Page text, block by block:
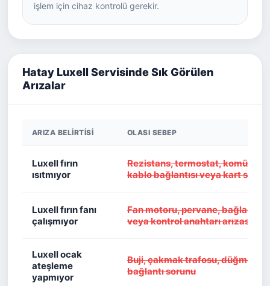
işlem için cihaz kontrolü gerekir.
Hatay Luxell Servisinde Sık Görülen
Arızalar
ARIZA BELIRTISI OLASI SEBEP
Luxell fırın
ısıtmıyor
Rezistans, termostat,
kablo bağlantısı veya kart
Luxell fırın fanı
çalışmıyor
Fan motoru, pervane, bağlantı
veya kontrol anahtarı arızası
Luxell ocak
ateşleme
yapmıyor
Buji, çakmak trafosu, düğme
bağlantı sorunu